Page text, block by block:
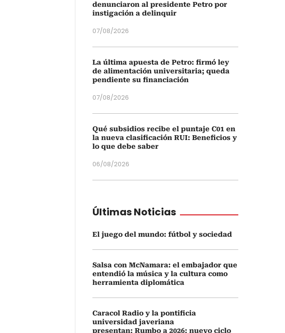
denunciaron al presidente Petro por
instigación a delinquir
07/08/2026
La última apuesta de Petro: firmó ley
de alimentación universitaria; queda
pendiente su financiación
07/08/2026
Qué subsidios recibe el puntaje C01 en
la nueva clasificación RUI: Beneficios y
lo que debe saber
06/08/2026
Últimas Noticias
El juego del mundo: fútbol y sociedad
Salsa con McNamara: el embajador que
entendió la música y la cultura como
herramienta diplomática
Caracol Radio y la pontificia
universidad javeriana
presentan: Rumbo a 2026: nuevo ciclo